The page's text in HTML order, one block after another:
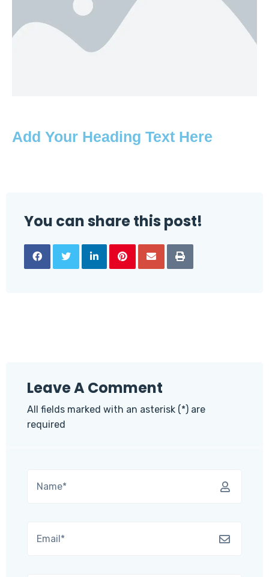
Add Your Heading Text Here
You can share this post!
Leave A Comment
All fields marked with an asterisk (*) are
required